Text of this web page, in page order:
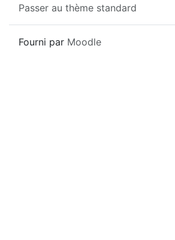
Passer au thème standard
Fourni par Moodle